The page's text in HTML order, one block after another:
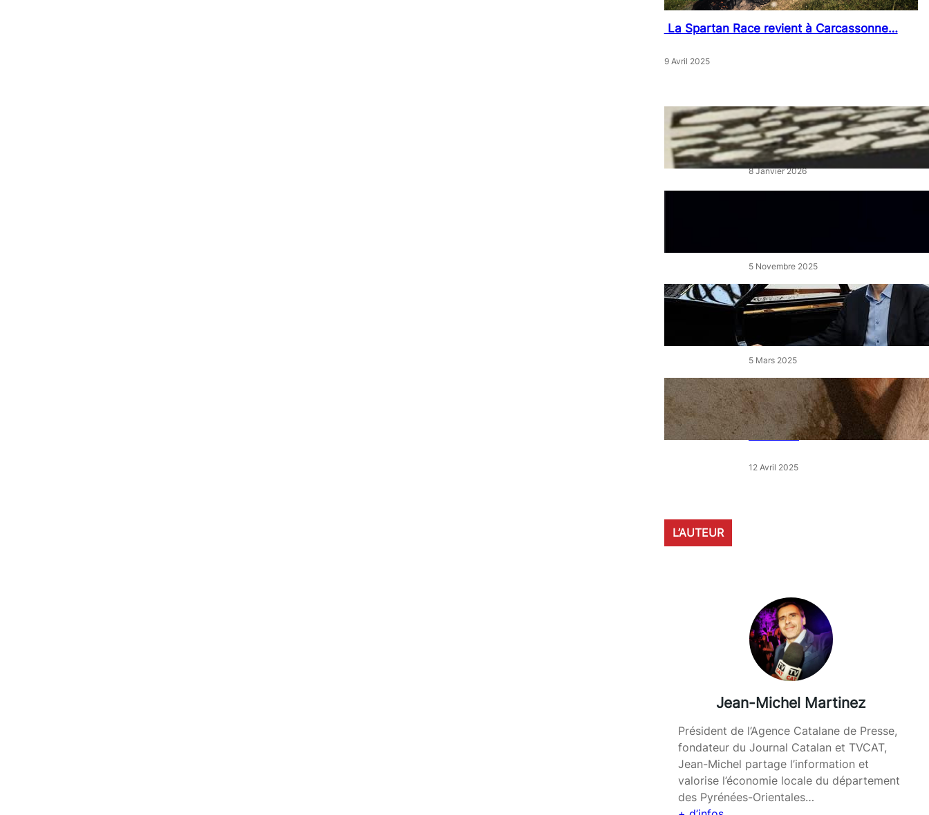
La Spartan Race revient à Carcassonne…
9 Avril 2025
« Artistes en Vitrine »: L’éclat
qui réveille les cœurs de ville
8 Janvier 2026
5 Novembre 2025
« Le Disciple » de Mikhaïl
Rudy à Perpignan le vendredi
5 Mars 2025
« Qui est le moins clair » : ce
samedi, 30 actions partout en
France devant les magasins
E.Leclerc
12 Avril 2025
L’AUTEUR
Jean-Michel Martinez
Président de l’Agence Catalane de Presse,
fondateur du Journal Catalan et TVCAT,
Jean-Michel partage l’information et
valorise l’économie locale du département
des Pyrénées-Orientales…